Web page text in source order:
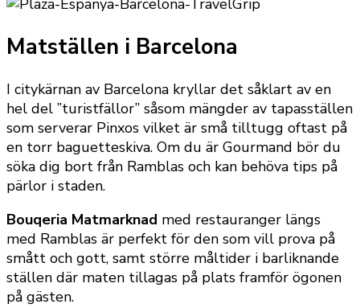
Matställen i Barcelona
I citykärnan av Barcelona kryllar det såklart av en
hel del ”turistfällor” såsom mängder av tapasställen
som serverar Pinxos vilket är små tilltugg oftast på
en torr baguetteskiva. Om du är Gourmand bör du
söka dig bort från Ramblas och kan behöva tips på
pärlor i staden.
Bouqeria Matmarknad med restauranger längs
med Ramblas är perfekt för den som vill prova på
smått och gott, samt större måltider i barliknande
ställen där maten tillagas på plats framför ögonen
på gästen.